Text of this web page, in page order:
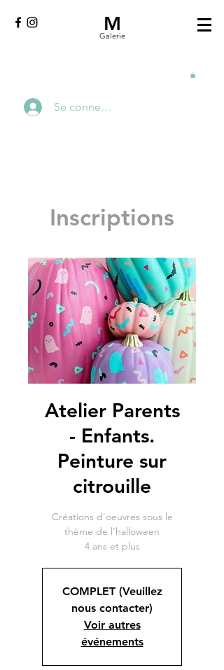
M
Galerie
Se connecter
Inscriptions
Atelier Parents
- Enfants.
Peinture sur
citrouille
Créations d'oeuvres sous le
thème de l'halloween
4 ans et plus
COMPLET (Veuillez
nous contacter)
Voir autres
événements